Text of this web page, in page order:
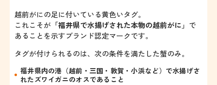
越前がにの足に付いている黄色いタグ。
これこそが 「福井県で水揚げされた本物の越前がに」 で
あることを示すブランド認定マークです。
タグが付けられるのは、次の条件を満たした蟹のみ。
福井県内の港（越前・三国・敦賀・小浜など）で水揚げさ
れたズワイガニのオスであること